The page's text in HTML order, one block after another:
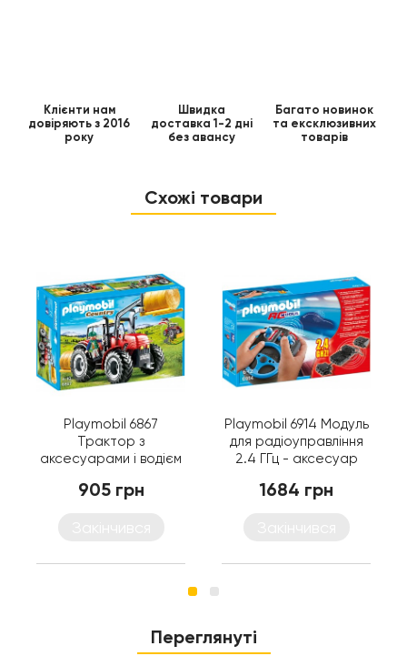
Клієнти нам
довіряють з 2016
року
Швидка
доставка 1-2 дні
без авансу
Багато новинок
та ексклюзивних
товарів
Схожі товари
Playmobil 6867
Трактор з
аксесуарами і водієм
905 грн
Playmobil 6914 Модуль
для радіоуправління
2.4 ГГц - аксесуар
1684 грн
Переглянуті